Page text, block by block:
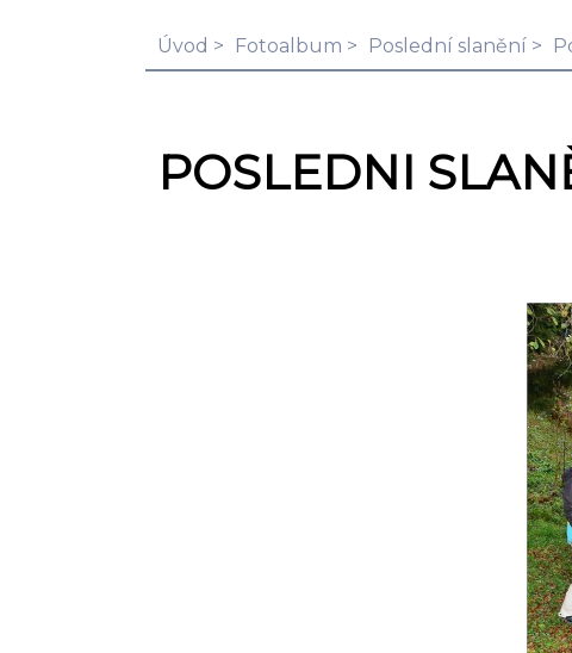
Úvod Fotoalbum Poslední slanění
POSLEDNI